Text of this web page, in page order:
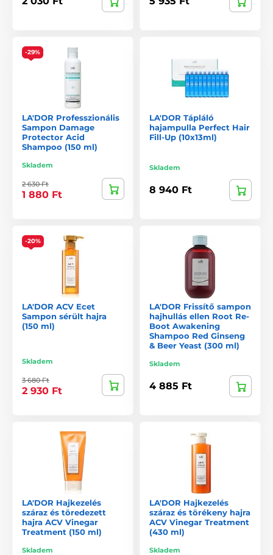
-29%
LA'DOR Professzionális
Sampon Damage
Protector Acid
Shampoo (150 ml)
Skladem
2 630 Ft
1 880 Ft
LA'DOR Tápláló
hajampulla Perfect Hair
Fill-Up (10x13ml)
Skladem
8 940 Ft
-20%
LA'DOR ACV Ecet
Sampon sérült hajra
(150 ml)
Skladem
3 680 Ft
2 930 Ft
LA'DOR Frissítő sampon
hajhullás ellen Root Re-
Boot Awakening
Shampoo Red Ginseng
& Beer Yeast (300 ml)
Skladem
4 885 Ft
LA'DOR Hajkezelés
száraz és töredezett
hajra ACV Vinegar
Treatment (150 ml)
Skladem
LA'DOR Hajkezelés
száraz és törékeny hajra
ACV Vinegar Treatment
(430 ml)
Skladem